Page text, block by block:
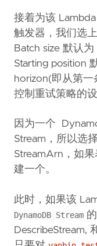
接着为该
触发器，我们选上
Batch size 默认
Starting position
horizon(即从第
控制重试策略的设
因为一个
Stream，所以选
StreamArn，如
建一个。
此时，如果该
DynamoDB Stream
DescribeStream,